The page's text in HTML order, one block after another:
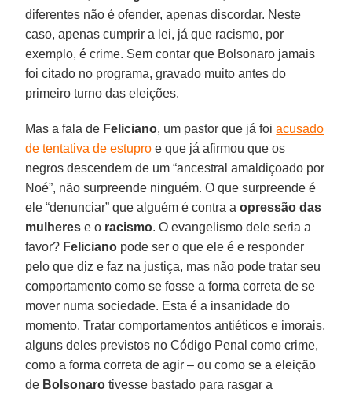
diferentes não é ofender, apenas discordar. Neste
caso, apenas cumprir a lei, já que racismo, por
exemplo, é crime. Sem contar que Bolsonaro jamais
foi citado no programa, gravado muito antes do
primeiro turno das eleições.
Mas a fala de Feliciano, um pastor que já foiacusado
de tentativa de estupro e que já afirmou que os
negros descendem de um “ancestral amaldiçoado por
Noé”, não surpreende ninguém. O que surpreende é
ele “denunciar” que alguém é contra aopressão das
mulheres e o racismo. O evangelismo dele seria a
favor? Feliciano pode ser o que ele é e responder
pelo que diz e faz na justiça, mas não pode tratar seu
comportamento como se fosse a forma correta de se
mover numa sociedade. Esta é a insanidade do
momento. Tratar comportamentos antiéticos e imorais,
alguns deles previstos no Código Penal como crime,
como a forma correta de agir – ou como se a eleição
de Bolsonaro tivesse bastado para rasgar a